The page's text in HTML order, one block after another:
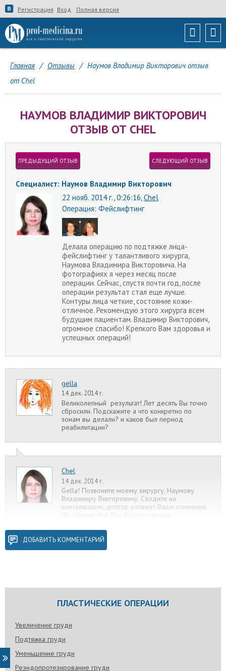
Регистрация Вход Полная версия
Главная / Отзывы / Наумов Владимир Викторович отзыв
от Chel
НАУМОВ ВЛАДИМИР ВИКТОРОВИЧ
ОТЗЫВ ОТ CHEL
ПРЕДЫДУЩИЙ ОТЗЫВ СЛЕДУЮЩИЙ ОТЗЫВ
Специалист: Наумов Владимир Викторович
22 нояб. 2014 г., 0:26:16, Chel
Операция: Фейслифтинг
Делала операцию по подтяжке лица-
фейслифтинг у талантливого хирурга,
Наумова Владимира Викторовича. На
фотографиях я через месяц после
операции. Сейчас, спустя почти год, после
операции результат стал еще лучше.
Контуры лица четкие, состояние кожи-
отличное. Рекомендую этого хирурга всем
будущим пациентам. Владимир Викторович,
огромное спасибо! Крепкого Вам здоровья и
успешных операций!
gella
14 дек. 2014 г.
Великолепный результат! Лет десять Вы точно
сбросили. Подскажите а что конкретно по
зонам вы делали? и каков был период
реабилитации?
Chel
14 дек. 2014 г.
Gella! Позвоните моему хирургу, Наумову
Владимиру Викторовичу. Сходите на
консультацию, доктор развеет Ваши сомнения.
ДОБАВИТЬ КОММЕНТАРИЙ
ПЛАСТИЧЕСКИЕ ОПЕРАЦИИ
Увеличение груди
Подтяжка груди
Уменьшение груди
Реэндопротезирование груди